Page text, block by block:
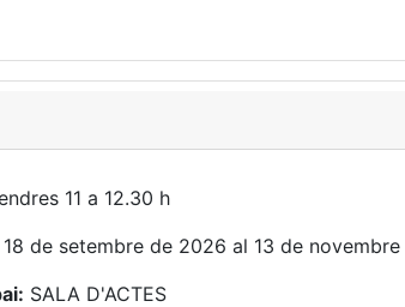
11 a 12.30 h
18 de setembre de 2026 al 13 de
SALA D'ACTES